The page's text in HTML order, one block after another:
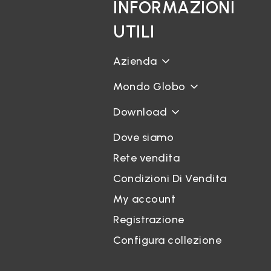
INFORMAZIONI
UTILI
Azienda
Mondo Globo
Download
Dove siamo
Rete vendita
Condizioni Di Vendita
My account
Registrazione
Configura collezione